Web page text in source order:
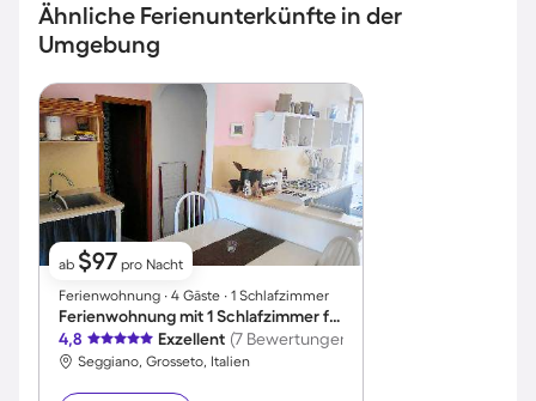
Ähnliche Ferienunterkünfte in der
Umgebung
ab $97 pro Nacht
Ferienwohnung ∙ 4 Gäste ∙ 1 Schlafzimmer
Ferienwohnung mit 1 Schlafzimmer für 4 Personen
4,8
Exzellent (7 Bewertungen)
Seggiano, Grosseto, Italien